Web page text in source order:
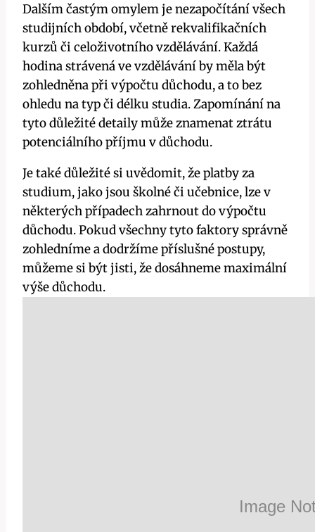
Dalším častým omylem je nezapočítání všech
studijních období, včetně rekvalifikačních
kurzů či celoživotního vzdělávání. Každá
hodina strávená ve vzdělávání by měla být
zohledněna při výpočtu důchodu, a to bez
ohledu na typ či délku studia. Zapomínání na
tyto důležité detaily může znamenat ztrátu
potenciálního příjmu v důchodu.
Je také důležité si uvědomit, že platby za
studium, jako jsou školné či učebnice, lze v
některých případech zahrnout do výpočtu
důchodu. Pokud všechny tyto faktory správně
zohledníme a dodržíme příslušné postupy,
můžeme si být jisti, že dosáhneme maximální
výše důchodu.